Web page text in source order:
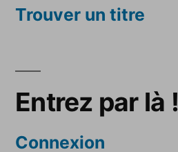
Trouver un titre
Entrez par là !
Connexion